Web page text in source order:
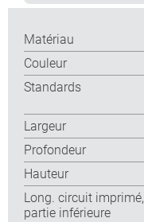
Matériau
Couleur
Standards
Largeur
Profondeur
Hauteur
Long. circuit imprimé,
partie inférieure